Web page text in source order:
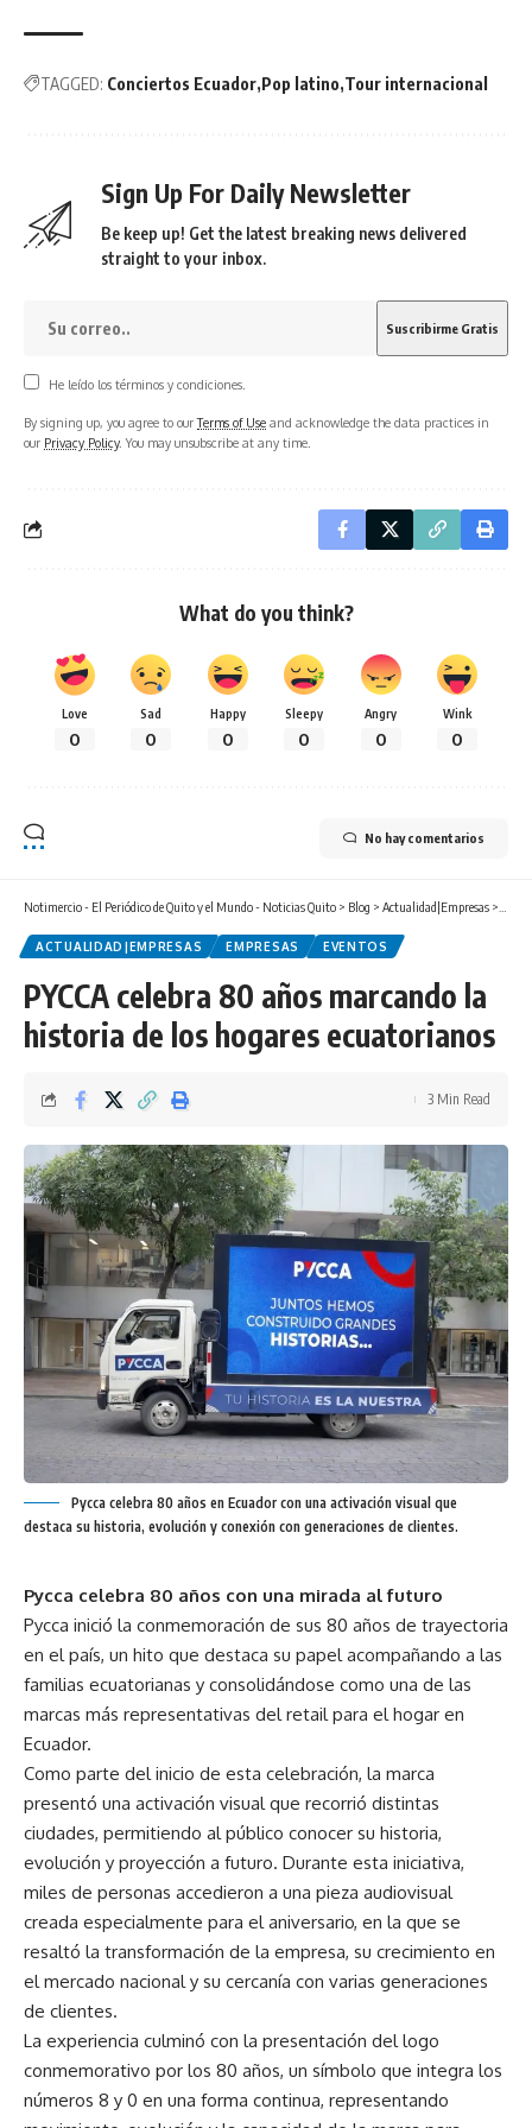
TAGGED: Conciertos Ecuador Pop latino Tour internacional
Sign Up For Daily Newsletter
Be keep up! Get the latest breaking news delivered
straight to your inbox.
He leído los términos y condiciones.
By signing up, you agree to ourTerms of Use and acknowledge the data practices in
our Privacy Policy. You may unsubscribe at any time.
What do you think?
Love
0
Sad
0
Happy
0
Sleepy
0
Angry
0
Wink
0
No hay comentarios
Notimercio - El Periódico de Quito y el Mundo - Noticias Quito > Blog > Actualidad|Empresas >
ACTUALIDAD|EMPRESAS EMPRESAS EVENTOS
PYCCA celebra 80 años marcando la
historia de los hogares ecuatorianos
3 Min Read
Pycca celebra 80 años en Ecuador con una activación visual que
destaca su historia, evolución y conexión con generaciones de clientes.
Pycca celebra 80 años con una mirada al futuro
Pycca inició la conmemoración de sus 80 años de trayectoria
en el país, un hito que destaca su papel acompañando a las
familias ecuatorianas y consolidándose como una de las
marcas más representativas del retail para el hogar en
Ecuador.
Como parte del inicio de esta celebración, la marca
presentó una activación visual que recorrió distintas
ciudades, permitiendo al público conocer su historia,
evolución y proyección a futuro. Durante esta iniciativa,
miles de personas accedieron a una pieza audiovisual
creada especialmente para el aniversario, en la que se
resaltó la transformación de la empresa, su crecimiento en
el mercado nacional y su cercanía con varias generaciones
de clientes.
La experiencia culminó con la presentación del logo
conmemorativo por los 80 años, un símbolo que integra los
números 8 y 0 en una forma continua, representando